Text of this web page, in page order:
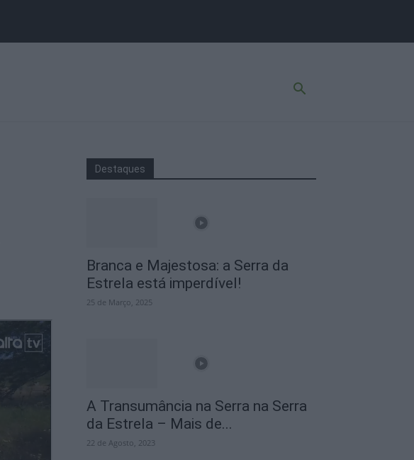
Destaques
Branca e Majestosa: a Serra da
Estrela está imperdível!
25 de Março, 2025
A Transumância na Serra na Serra
da Estrela – Mais de...
22 de Agosto, 2023